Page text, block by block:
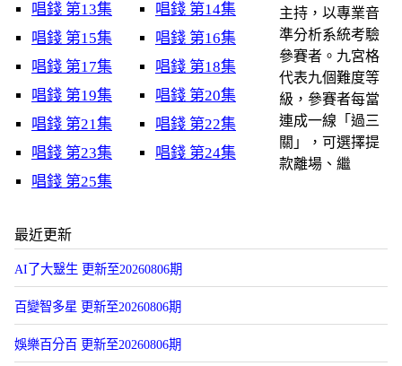
唱錢 第13集
唱錢 第14集
唱錢 第15集
唱錢 第16集
唱錢 第17集
唱錢 第18集
唱錢 第19集
唱錢 第20集
唱錢 第21集
唱錢 第22集
唱錢 第23集
唱錢 第24集
唱錢 第25集
主持，以專業音
準分析系統考驗
參賽者。九宮格
代表九個難度等
級，參賽者每當
連成一線「過三
關」，可選擇提
款離場、繼
最近更新
AI了大毉生 更新至20260806期
百變智多星 更新至20260806期
娛樂百分百 更新至20260806期